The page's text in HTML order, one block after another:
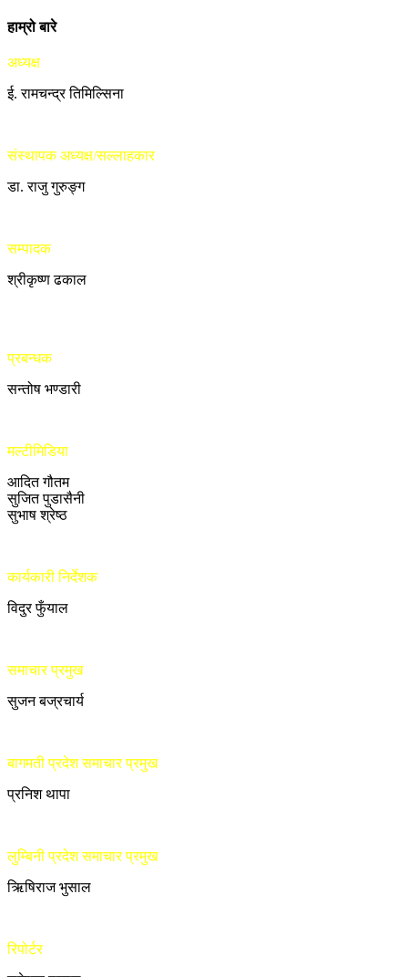
हाम्रो बारे
अध्यक्ष
ई. रामचन्द्र तिमिल्सिना
संस्थापक अध्यक्ष/सल्लाहकार
डा. राजु गुरुङ्ग
सम्पादक
श्रीकृष्ण ढकाल
प्रबन्धक
सन्तोष भण्डारी
मल्टीमिडिया
आदित गौतम
सुजित पुडासैनी
सुभाष श्रेष्ठ
कार्यकारी निर्देशक
विदुर फुँयाल
समाचार प्रमुख
सुजन बज्रचार्य
बागमती प्रदेश समाचार प्रमुख
प्रनिश थापा
लुम्बिनी प्रदेश समाचार प्रमुख
ऋिषिराज भुसाल
रिपोर्टर